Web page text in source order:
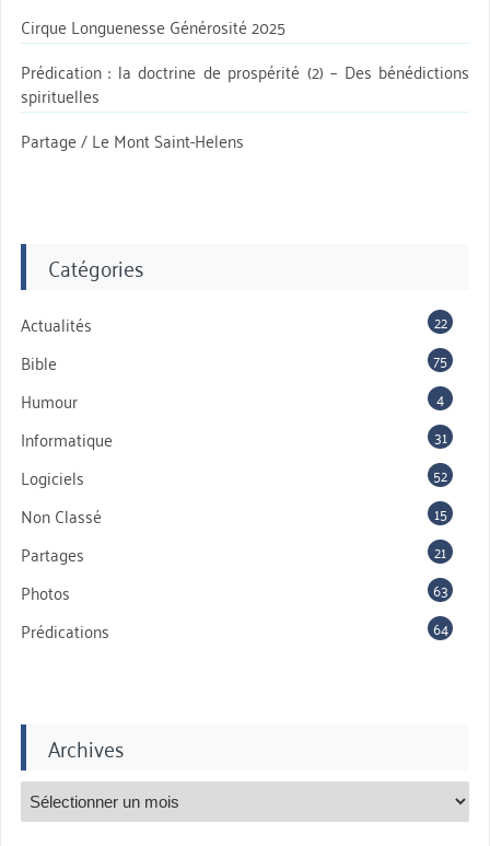
Cirque Longuenesse Générosité 2025
Prédication : la doctrine de prospérité (2) – Des bénédictions
spirituelles
Partage / Le Mont Saint-Helens
Catégories
Actualités 22
Bible 75
Humour 4
Informatique 31
Logiciels 52
Non Classé 15
Partages 21
Photos 63
Prédications 64
Archives